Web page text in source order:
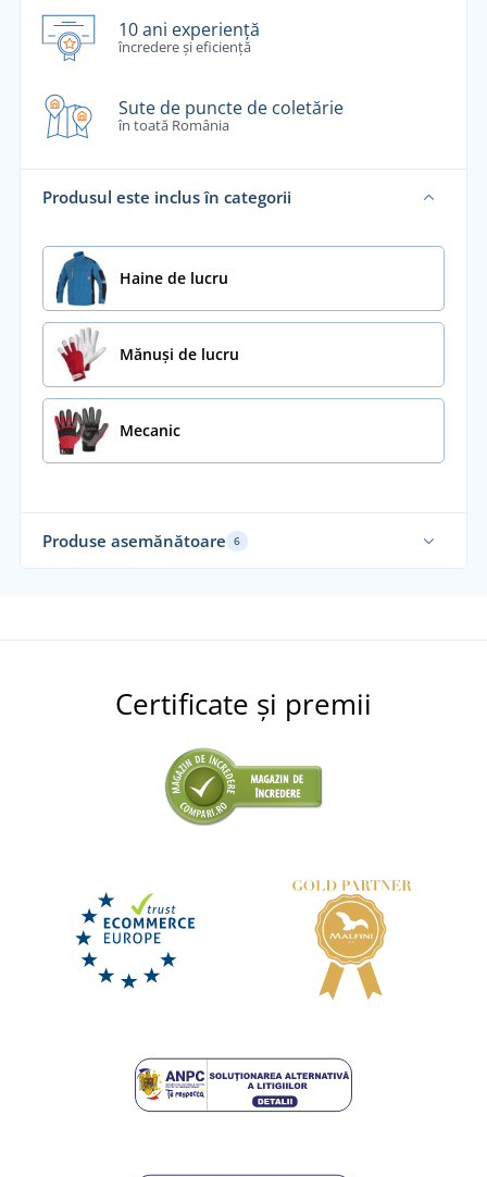
10 ani experiență
încredere și eficiență
Sute de puncte de coletărie
în toată România
Produsul este inclus în categorii
Haine de lucru
Mănuși de lucru
Mecanic
Produse asemănătoare 6
Mănuși combinate de lucru TECHNIK
15,00 lei
DETALII
Certificate și premii